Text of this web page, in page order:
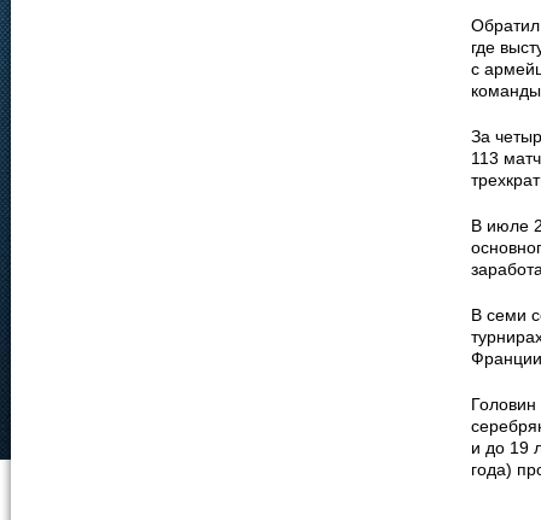
где
с
За
113
В июле
В семи
и до 19
года)